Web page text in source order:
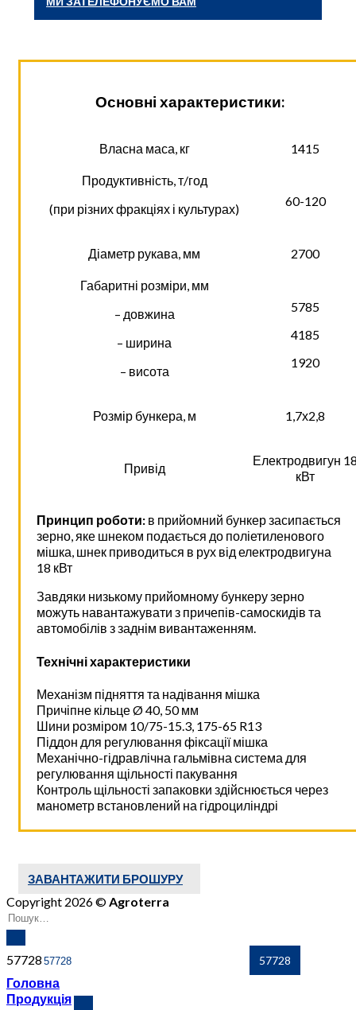
Основні характеристики:
Власна маса, кг 1415
Продуктивність, т/год
(при різних фракціях і культурах)
60-120
Діаметр рукава, мм 2700
Габаритні розміри, мм
– довжина
– ширина
– висота
5785
4185
1920
Розмір бункера, м 1,7х2,8
Привід
Електродвигун
кВт
Принцип роботи: в прийомний бункер засипається
зерно, яке шнеком подається до поліетиленового
мішка, шнек приводиться в рух від електродвигуна
18 кВт
Завдяки низькому прийомному бункеру зерно
можуть навантажувати з причепів-самоскидів та
автомобілів з заднім вивантаженням.
Технічні характеристики
Механізм підняття та надівання мішка
Причіпне кільце Ø 40, 50 мм
Шини розміром 10/75-15.3, 175-65 R13
Піддон для регулювання фіксації мішка
Механічно-гідравлічна гальмівна система для
регулювання щільності пакування
Контроль щільності запаковки здійснюється через
манометр встановлений на гідроциліндрі
ЗАВАНТАЖИТИ БРОШУРУ
Copyright 2026 ©Agroterra
57728
Головна
Продукція